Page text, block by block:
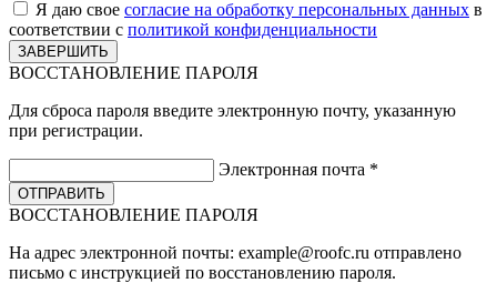
Я даю свое согласие на обработку персональных данных в
соответствии с политикой конфиденциальности
ВОССТАНОВЛЕНИЕ ПАРОЛЯ
Для сброса пароля введите электронную почту, указанную
при регистрации.
Электронная почта *
ВОССТАНОВЛЕНИЕ ПАРОЛЯ
На адрес электронной почты: example@roofc.ru отправлено
письмо с инструкцией по восстановлению пароля.